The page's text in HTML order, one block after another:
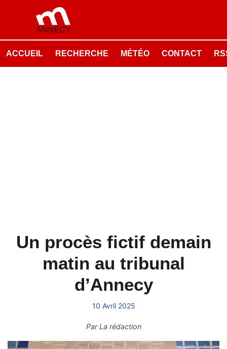
ACCUEIL RECHERCHE MÉTÉO CONTACT
Un procès fictif demain
matin au tribunal
d’Annecy
10 Avril 2025
ParLa rédaction